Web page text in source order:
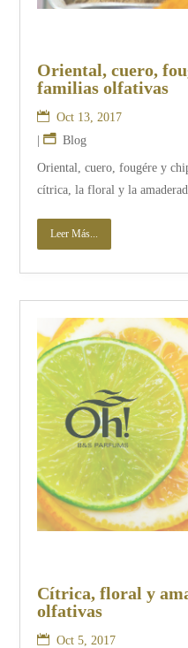
Oriental, cuero,
familias olfativas
Oct 13, 2017
|
Blog
Oriental, cuero, fougére y
cítrica, la floral y la
Leer Más...
Cítrica, floral y
olfativas
Oct 5, 2017